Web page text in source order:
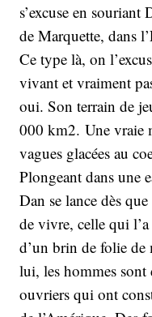
s’excuse en
de Marquette, dans
Ce type là, on
vivant et vraiment
oui. Son terrain de
000 km2. Une vraie
vagues glacées au
Plongeant dans une
Dan se lance dès
de vivre, celle qui
d’un brin de folie
lui, les hommes sont
ouvriers qui ont